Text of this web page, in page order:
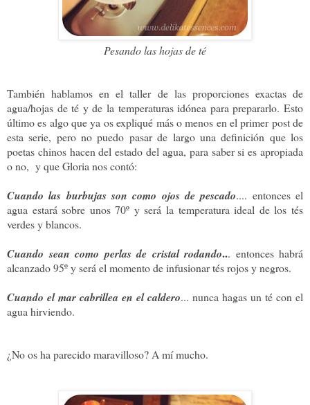
Pesando las hojas de té
También hablamos en el taller de las proporciones exactas de
agua/hojas de té y de la temperaturas idónea para prepararlo. Esto
último es algo que ya os expliqué más o menos en el primer post de
esta serie, pero no puedo pasar de largo una definición que los
poetas chinos hacen del estado del agua, para saber si es apropiada
o no, y que Gloria nos contó:
Cuando las burbujas son como ojos de pescado.... entonces el
agua estará sobre unos 70º y será la temperatura ideal de los tés
verdes y blancos.
Cuando sean como perlas de cristal rodando... entonces habrá
alcanzado 95º y será el momento de infusionar tés rojos y negros.
Cuando el mar cabrillea en el caldero... nunca hagas un té con el
agua hirviendo.
¿No os ha parecido maravilloso? A mí mucho.